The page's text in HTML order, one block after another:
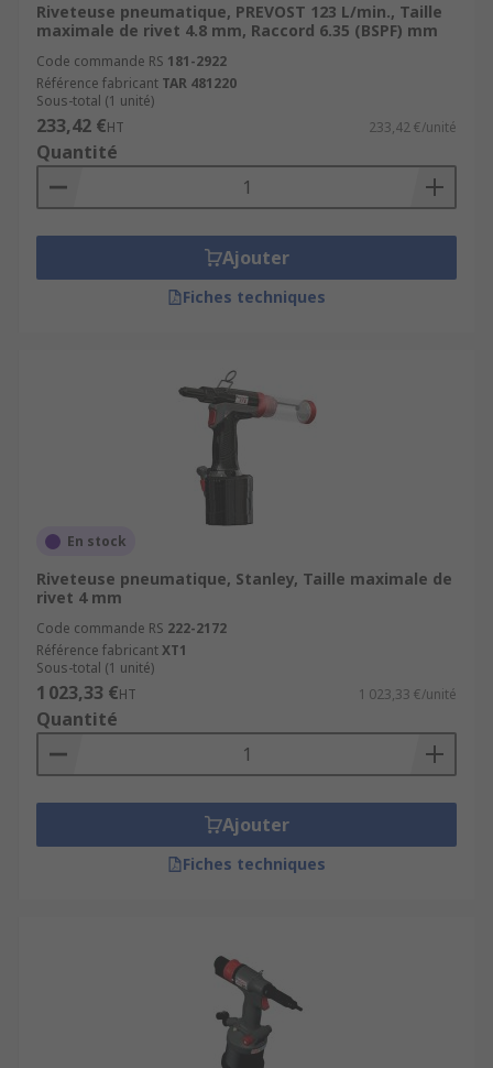
Riveteuse pneumatique, PREVOST 123 L/min., Taille
maximale de rivet 4.8 mm, Raccord 6.35 (BSPF) mm
Code commande RS 181-2922
Référence fabricant TAR 481220
Sous-total (1 unité)
233,42 €HT 233,42 €/unité
Quantité
Ajouter
Fiches techniques
En stock
Riveteuse pneumatique, Stanley, Taille maximale de
rivet 4 mm
Code commande RS 222-2172
Référence fabricantXT1
Sous-total (1 unité)
1 023,33 €HT 1 023,33 €/unité
Quantité
Ajouter
Fiches techniques